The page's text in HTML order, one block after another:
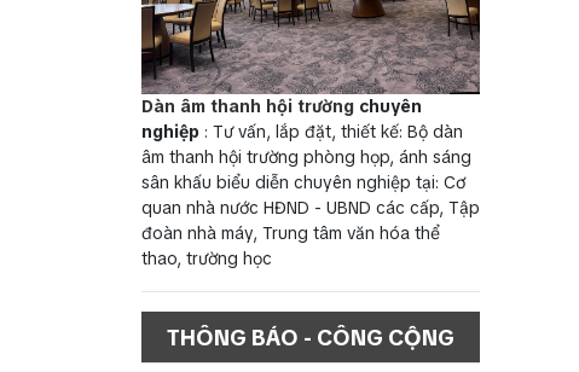
Dàn âm thanh hội trường chuyên
nghiệp : Tư vấn, lắp đặt, thiết kế: Bộ dàn
âm thanh hội trường phòng họp, ánh sáng
sân khấu biểu diễn chuyên nghiệp tại: Cơ
quan nhà nước HĐND - UBND các cấp, Tập
đoàn nhà máy, Trung tâm văn hóa thể
thao, trường học
THÔNG BÁO - CÔNG CỘNG